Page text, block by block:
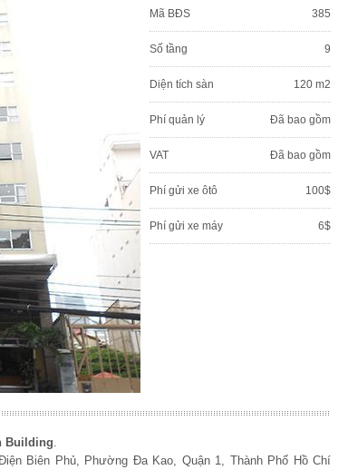
Mã BĐS 385
Số tầng 9
Diện tích sàn 120 m2
Phí quản lý Đã bao gồm
VAT Đã bao gồm
Phí gửi xe ôtô 100$
Phí gửi xe máy 6$
Building
Biên Phủ, Phường Đa Kao, Quận 1, Thành Phố Hồ Chí